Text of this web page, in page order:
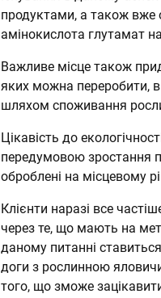
продуктами, а також вже
амінокислота глутамат
Важливе місце також
яких можна переробити,
шляхом споживання
Цікавість до
передумовою зростання
оброблені на місцевому
Клієнти наразі все
через те, що мають на
даному питанні
доги з рослинною
того, що зможе